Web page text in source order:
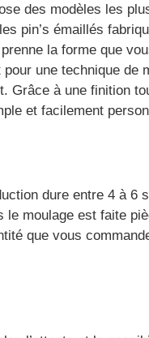
des modèles les
pin’s émaillés
la forme que
une technique de
Grâce à une finition
et facilement
dure entre 4 à 6
le moulage est faite
que vous